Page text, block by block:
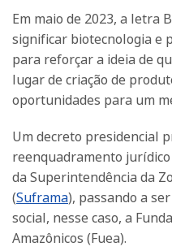
Em maio de 2023, a letra
significar biotecnologia e
para reforçar a ideia de
lugar de criação de
oportunidades para um
Um decreto presidencial
reenquadramento
da Superintendência da
(Suframa), passando a
social, nesse caso, a
Amazônicos (Fuea).